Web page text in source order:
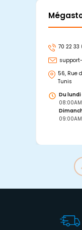
70 22 33
56, Rue
Tunis
Du